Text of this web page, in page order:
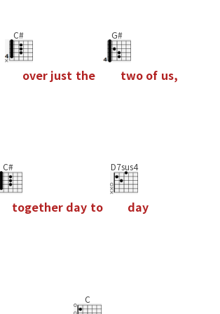
C#
over just the
G#
two of us,
C#
together day to
D7sus4
day
C